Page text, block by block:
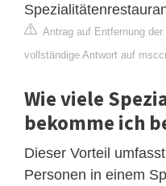
Antrag auf Entfernung der
vollständige Antwort auf
Wie viele
bekomme ich
Dieser Vorteil
Personen in einem